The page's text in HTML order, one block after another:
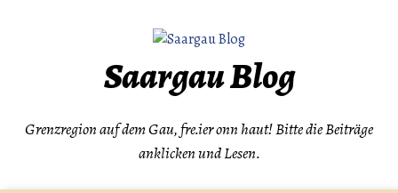
Saargau Blog
Grenzregion auf dem Gau, fre.ier onn haut! Bitte die Beiträge
anklicken und Lesen.